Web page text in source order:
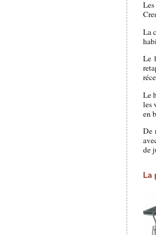
La
Le
Le
les
en
De
de
La